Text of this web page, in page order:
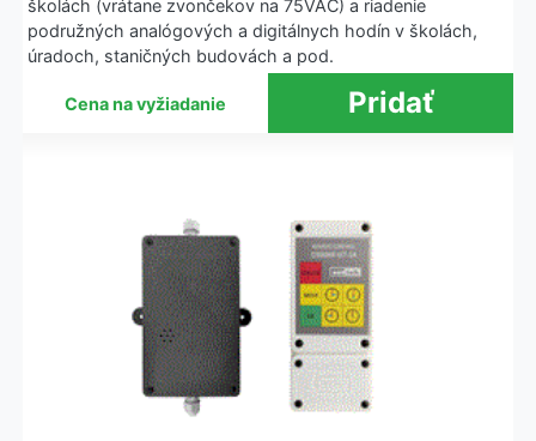
školách (vrátane zvončekov na 75VAC) a riadenie
podružných analógových a digitálnych hodín v školách,
úradoch, staničných budovách a pod.
Cena na vyžiadanie